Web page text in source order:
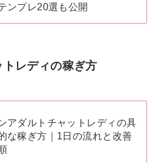
ンプレ20選も公開
トレディの稼ぎ方
アダルトチャットレディの具
な稼ぎ方｜1日の流れと改善